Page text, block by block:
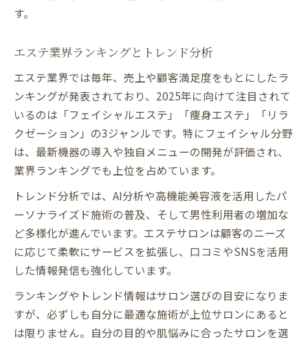
す。
エステ業界ランキングとトレンド分析
エステ業界では毎年、売上や顧客満足度をもとにしたラ
ンキングが発表されており、2025年に向けて注目されて
いるのは「フェイシャルエステ」「痩身エステ」「リラ
クゼーション」の3ジャンルです。特にフェイシャル分野
は、最新機器の導入や独自メニューの開発が評価され、
業界ランキングでも上位を占めています。
トレンド分析では、AI分析や高機能美容液を活用したパ
ーソナライズド施術の普及、そして男性利用者の増加な
ど多様化が進んでいます。エステサロンは顧客のニーズ
に応じて柔軟にサービスを拡張し、口コミやSNSを活用
した情報発信も強化しています。
ランキングやトレンド情報はサロン選びの目安になりま
すが、必ずしも自分に最適な施術が上位サロンにあると
は限りません。自分の目的や肌悩みに合ったサロンを選